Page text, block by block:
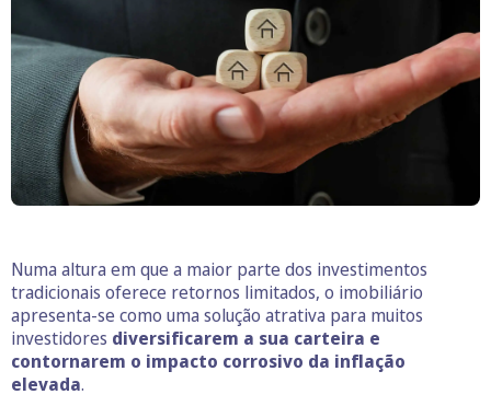
Numa altura em que a maior parte dos investimentos
tradicionais oferece retornos limitados, o imobiliário
apresenta-se como uma solução atrativa para muitos
investidores diversificarem a sua carteira e
contornarem o impacto corrosivo da inflação
elevada.